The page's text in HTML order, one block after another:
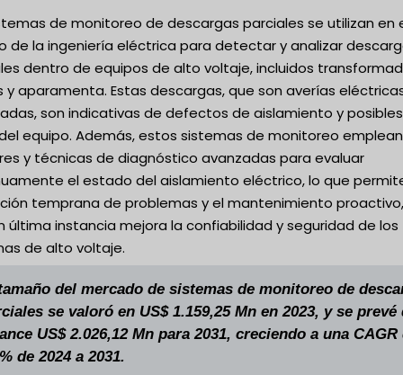
de monitoreo de descargas parciales se utilizan en
de la ingeniería eléctrica para detectar y analizar
dentro de equipos de alto voltaje, incluidos
y aparamenta. Estas descargas, que son averías
son indicativas de defectos de aislamiento y posibles
equipo. Además, estos sistemas de monitoreo emplean
y técnicas de diagnóstico avanzadas para evaluar
el estado del aislamiento eléctrico, lo que
temprana de problemas y el mantenimiento
última instancia mejora la confiabilidad y seguridad de los
de alto voltaje.
del mercado de sistemas de monitoreo de
se valoró en US$ 1.159,25 Mn en 2023, y se prevé
US$ 2.026,12 Mn para 2031, creciendo a una CAGR
de 2024 a 2031.